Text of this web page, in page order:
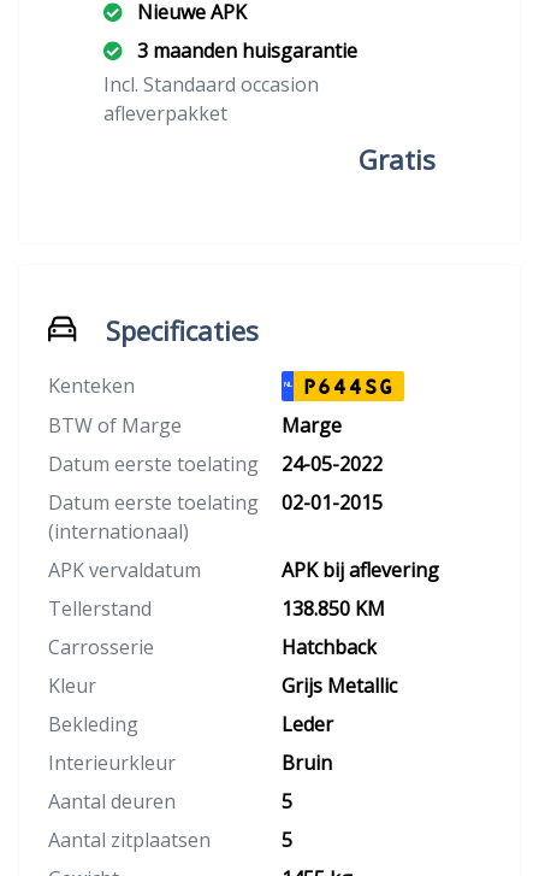
Nieuwe APK
3 maanden huisgarantie
Incl. Standaard occasion
afleverpakket
Gratis
Specificaties
Kenteken NL P644SG
BTW of Marge
Marge
Datum eerste toelating
24-05-2022
Datum eerste toelating
(internationaal)
02-01-2015
APK vervaldatum
APK bij aflevering
Tellerstand
138.850 KM
Carrosserie
Hatchback
Kleur
Grijs Metallic
Bekleding
Leder
Interieurkleur
Bruin
Aantal deuren
5
Aantal zitplaatsen
5